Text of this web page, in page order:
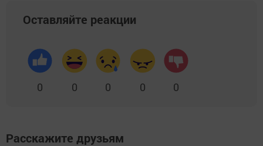
Оставляйте реакции
0 0 0 0 0
Расскажите друзьям